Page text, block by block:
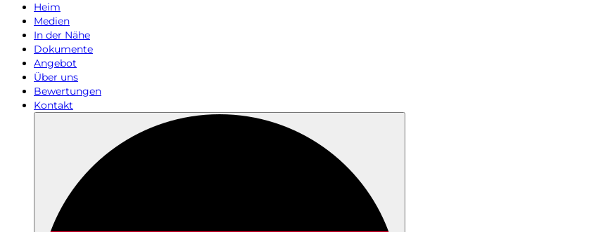
Heim
Medien
In der Nähe
Dokumente
Angebot
Über uns
Bewertungen
Kontakt